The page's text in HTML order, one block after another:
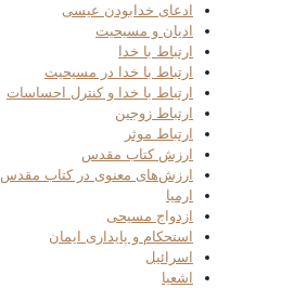
ادعای خدابودن عیسی
ادیان و مسیحیت
ارتباط با خدا
ارتباط با خدا در مسیحیت
ارتباط با خدا و کنترل احساسات
ارتباط زوجین
ارتباط موثر
ارزش کتاب مقدس
ارزش‌های معنوی در کتاب مقدس
ارمیا
ازدواج مسیحی
استحکام و پایداری ایمان
اسرائیل
اشعیا